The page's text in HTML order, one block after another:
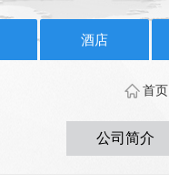
酒店
首页
公司简介